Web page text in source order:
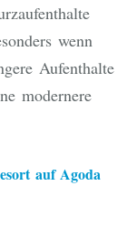
wenn
Aufenthalte
modernere
auf Agoda